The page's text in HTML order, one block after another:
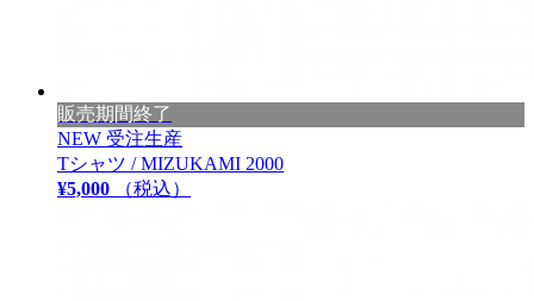
販売期間終了
NEW 受注生産
Tシャツ / MIZUKAMI 2000
¥5,000
（税込）